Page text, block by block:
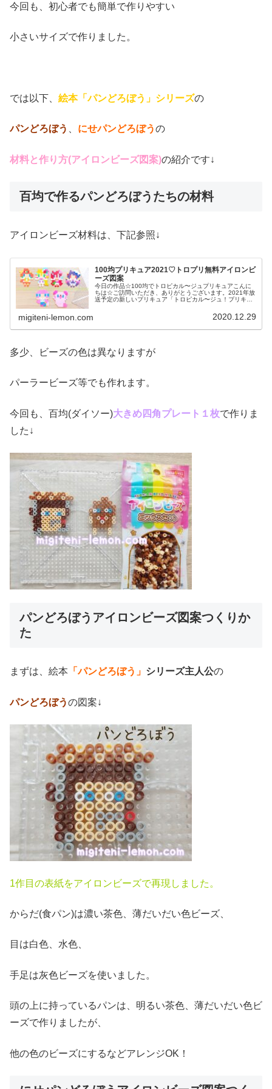
今回も、初心者でも簡単で作りやすい
小さいサイズで作りました。
では以下、 絵本「パンどろぼう」シリーズの
パンどろぼう にせパンどろぼうの
材料と作り方(アイロンビーズ図案)の紹介です↓
百均で作るパンどろぼうたちの材料
アイロンビーズ材料は、下記参照↓
100均プリキュア2021♡トロプリ無料アイロンビ
ーズ図案
今日の作品☆100均でトロピカル〜ジュプリキュアこんに
ちは☆ご訪問いただき、ありがとうございます。2021年放
送予定の新しいプリキュア「トロピカル〜ジュ！プリキュ
migiteni-lemon.com 2020.12.29
多少、ビーズの色は異なりますが
パーラービーズ等でも作れます。
今回も、百均(ダイソー)大きめ四角プレート１枚で作りま
した↓
パンどろぼうアイロンビーズ図案つくりか
た
まずは、絵本 「パンどろぼう」 シリーズ主人公の
パンどろぼうの図案↓
1作目の表紙をアイロンビーズで再現しました。
からだ(食パン)は濃い茶色、薄だいだい色ビーズ、
目は白色、水色、
手足は灰色ビーズを使いました。
頭の上に持っているパンは、明るい茶色、薄だいだい色ビ
ーズで作りましたが、
他の色のビーズにするなどアレンジOK！